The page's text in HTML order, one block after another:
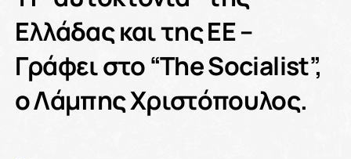
Ελλάδας και της ΕΕ –
Γράφει στο “The Socialist”,
ο Λάμπης Χριστόπουλος.